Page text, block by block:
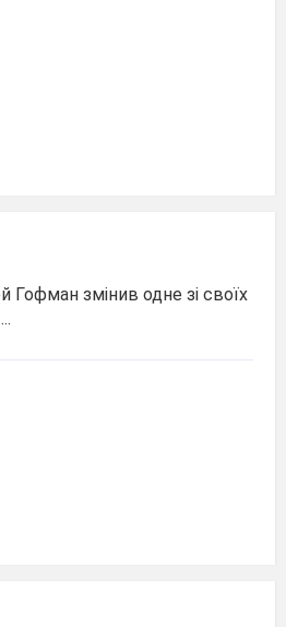
Гофман змінив одне зі своїх